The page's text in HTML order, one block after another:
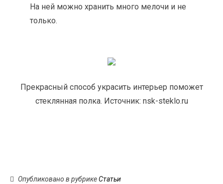
На ней можно хранить много мелочи и не
только.
Прекрасный способ украсить интерьер поможет
стеклянная полка. Источник: nsk-steklo.ru
Опубликовано в рубрикеСтатьи